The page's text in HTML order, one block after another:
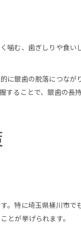
む、歯ぎしりや食
銀歯の脱落につな
ることで、銀歯の長
特に埼玉県桶川市
とが挙げられます。